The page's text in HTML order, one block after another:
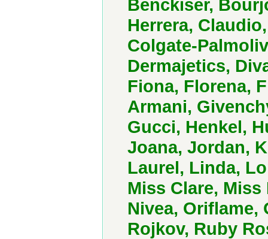
Benckiser,
Herrera,
Colgate-
Dermajetics,
Fiona, Florena,
Armani,
Gucci, Henkel,
Joana, Jordan,
Laurel, Linda,
Miss Clare, Miss
Nivea, Oriflame,
Rojkov, Ruby